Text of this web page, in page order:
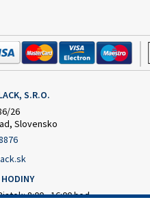
S.R.O.
26
Slovensko
8:00 - 16:00 hod.